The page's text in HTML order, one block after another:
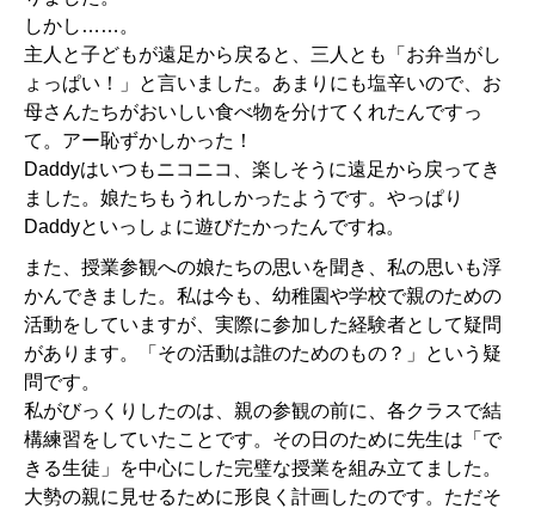
しかし……。
主人と子どもが遠足から戻ると、三人とも「お弁当がし
ょっぱい！」と言いました。あまりにも塩辛いので、お
母さんたちがおいしい食べ物を分けてくれたんですっ
て。アー恥ずかしかった！
Daddyはいつもニコニコ、楽しそうに遠足から戻ってき
ました。娘たちもうれしかったようです。やっぱり
Daddyといっしょに遊びたかったんですね。
また、授業参観への娘たちの思いを聞き、私の思いも浮
かんできました。私は今も、幼稚園や学校で親のための
活動をしていますが、実際に参加した経験者として疑問
があります。「その活動は誰のためのもの？」という疑
問です。
私がびっくりしたのは、親の参観の前に、各クラスで結
構練習をしていたことです。その日のために先生は「で
きる生徒」を中心にした完璧な授業を組み立てました。
大勢の親に見せるために形良く計画したのです。ただそ